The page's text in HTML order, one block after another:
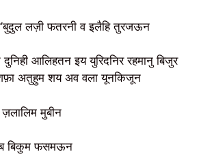
लज़ी फतरनी व इलैहि तुरजऊन
आलिहतन इय युरिदनिर रहमानु बिजुर
अतुहुम शय अव वला यूनकिजून
मुबीन
बिकुम फसमऊन